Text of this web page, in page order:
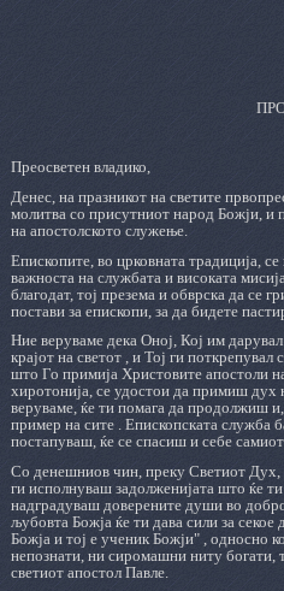
Преосветен владико,
Денес, на празникот на светите
молитва со присутниот народ Божји, и
на апостолското служење.
Епископите, во црковната традиција,
важноста на службата и високата
благодат, тој презема и обврска да се
постави за епископи, за да бидете
Ние веруваме дека Оној, Кој им
крајот на светот , и Тој ги
што Го примија Христовите апостоли
хиротонија, се удостои да примиш дух
веруваме, ќе ти помага да продолжиш
пример на сите . Епископската служба
постапуваш, ќе се спасиш и себе
Со денешниов чин, преку Светиот Дух,
ги исполнуваш задолженијата што ќе
надградуваш доверените души во
љубовта Божја ќе ти дава сили за
Божја и тој е ученик Божји" , односно
непознати, ни сиромашни ниту богати,
светиот апостол Павле.